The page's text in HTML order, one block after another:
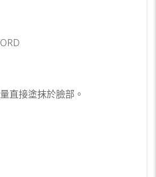
直接塗抹於臉部。